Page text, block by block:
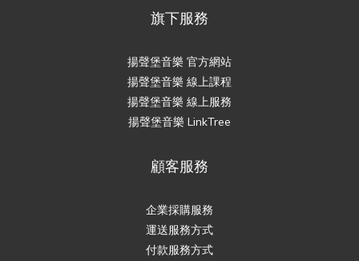
旗下服務
揚聲堡音樂 官方網站
揚聲堡音樂 線上課程
揚聲堡音樂 線上服務
揚聲堡音樂 LinkTree
顧客服務
企業採購服務
運送服務方式
付款服務方式